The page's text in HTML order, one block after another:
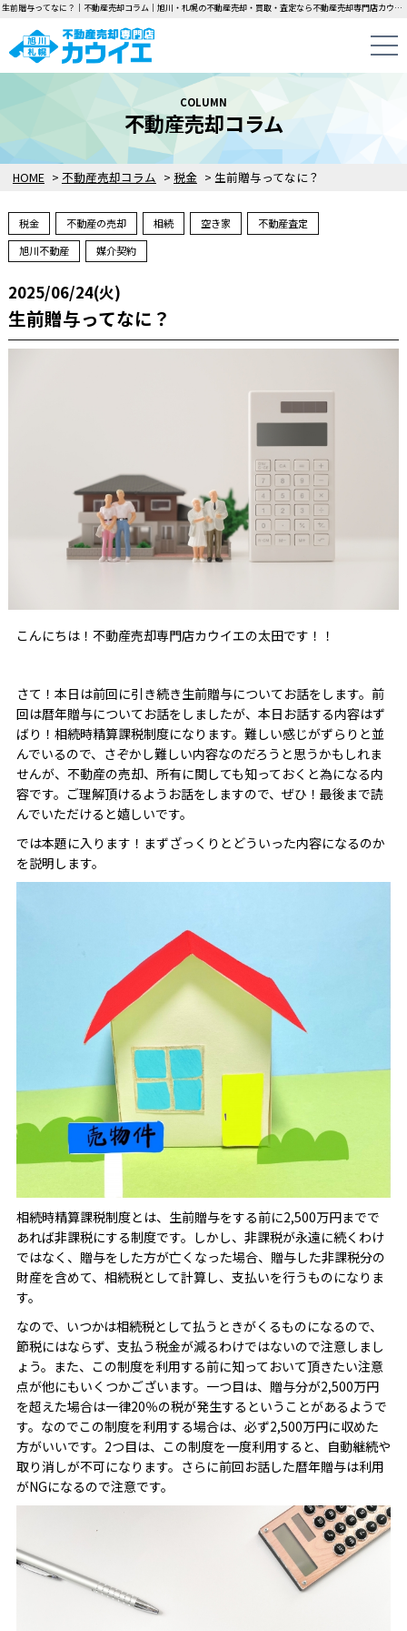
生前贈与ってなに？｜不動産売却コラム｜旭川・札幌の不動産売却・買取・査定なら不動産売却専門店カウイエにお任せください！中古一戸建て・マンション・土地の即日無料査定・即金買取を行っています！
HOME > 不動産売却コラム > 税金 > 生前贈与ってなに？
COLUMN
不動産売却コラム
税金 不動産の売却 相続 空き家
不動産査定
旭川不動産
媒介契約
2025/06/24(火)
生前贈与ってなに？
こんにちは！不動産売却専門店カウイエの太田です！！
さて！本日は前回に引き続き生前贈与についてお話をします。前
回は暦年贈与についてお話をしましたが、本日お話する内容はず
ばり！相続時精算課税制度になります。難しい感じがずらりと並
んでいるので、さぞかし難しい内容なのだろうと思うかもしれま
せんが、不動産の売却、所有に関しても知っておくと為になる内
容です。ご理解頂けるようお話をしますので、ぜひ！最後まで読
んでいただけると嬉しいです。
では本題に入ります！まずざっくりとどういった内容になるのか
を説明します。
相続時精算課税制度とは、生前贈与をする前に2,500万円までで
あれば非課税にする制度です。しかし、非課税が永遠に続くわけ
ではなく、贈与をした方が亡くなった場合、贈与した非課税分の
財産を含めて、相続税として計算し、支払いを行うものになりま
す。
なので、いつかは相続税として払うときがくるものになるので、
節税にはならず、支払う税金が減るわけではないので注意しまし
ょう。また、この制度を利用する前に知っておいて頂きたい注意
点が他にもいくつかございます。一つ目は、贈与分が2,500万円
を超えた場合は一律20％の税が発生するということがあるようで
す。なのでこの制度を利用する場合は、必ず2,500万円に収めた
方がいいです。2つ目は、この制度を一度利用すると、自動継続や
取り消しが不可になります。さらに前回お話した暦年贈与は利用
がNGになるので注意です。